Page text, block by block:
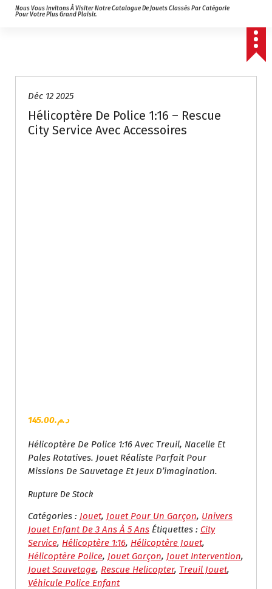
Nous Vous Invitons À Visiter Notre Catalogue De Jouets Classés Par Catégorie
Pour Votre Plus Grand Plaisir.
Déc 12 2025
Hélicoptère De Police 1:16 – Rescue
City Service Avec Accessoires
د.م.145.00
Hélicoptère De Police 1:16 Avec Treuil, Nacelle Et
Pales Rotatives. Jouet Réaliste Parfait Pour
Missions De Sauvetage Et Jeux D’imagination.
Rupture De Stock
Catégories : Jouet, Jouet Pour Un Garçon, Univers
Jouet Enfant De 3 Ans À 5 Ans Étiquettes : City
Service, Hélicoptère 1:16, Hélicoptère Jouet,
Hélicoptère Police, Jouet Garçon, Jouet Intervention,
Jouet Sauvetage, Rescue Helicopter, Treuil Jouet,
Véhicule Police Enfant